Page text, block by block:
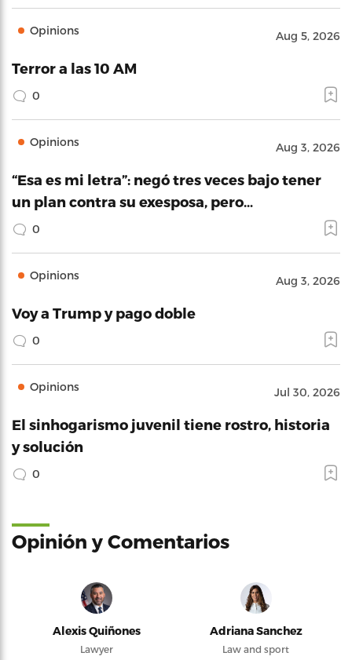
Opinions Aug 5, 2026
Terror a las 10 AM
0
Opinions Aug 3, 2026
“Esa es mi letra”: negó tres veces bajo tener
un plan contra su exesposa, pero…
0
Opinions Aug 3, 2026
Voy a Trump y pago doble
0
Opinions Jul 30, 2026
El sinhogarismo juvenil tiene rostro, historia
y solución
0
Opinión y Comentarios
Alexis Quiñones
Lawyer
Adriana Sanchez
Law and sport